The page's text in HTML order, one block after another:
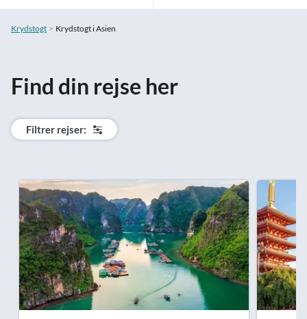
Krydstogt Krydstogt i Asien
Find din rejse her
Filtrer rejser: